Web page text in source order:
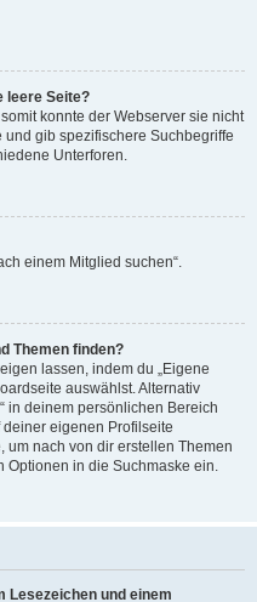
leere Seite?
konnte der Webserver sie nicht
gib spezifischere Suchbegriffe
Unterforen.
einem Mitglied suchen“.
Themen finden?
lassen, indem du „Eigene
auswählst. Alternativ
in deinem persönlichen Bereich
deiner eigenen Profilseite
um nach von dir erstellen Themen
Optionen in die Suchmaske ein.
Lesezeichen und einem